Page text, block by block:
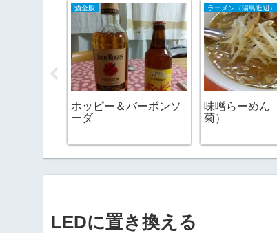
酒全般
ホッピー＆バーボンソ
ーダ
ラーメン（湯島近辺）
味噌らーめん
菊）
LEDに置き換える